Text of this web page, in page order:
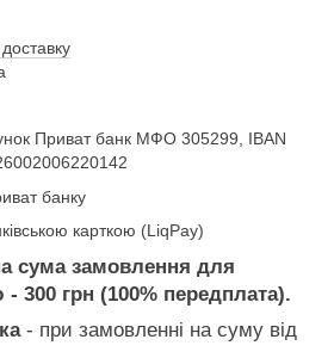
Приват банк МФО 305299, IBAN
банку
карткою (LiqPay)
сума замовлення для
300 грн (100% передплата).
- при замовленні на суму від